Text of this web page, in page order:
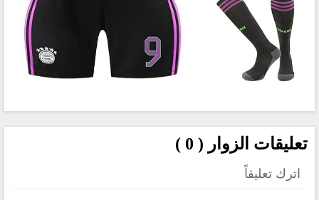
تعليقات الزوار ( 0 )
اترك تعليقاً